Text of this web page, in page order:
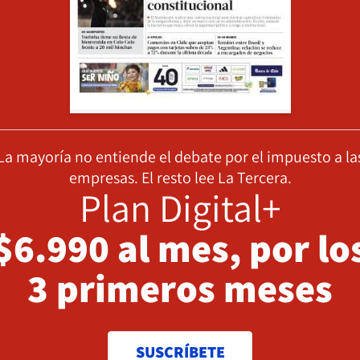
mayoría no entiende el debate por el impuesto a
empresas. El resto lee La Tercera.
Plan Digital+
al mes, por
3 primeros meses
SUSCRÍBETE